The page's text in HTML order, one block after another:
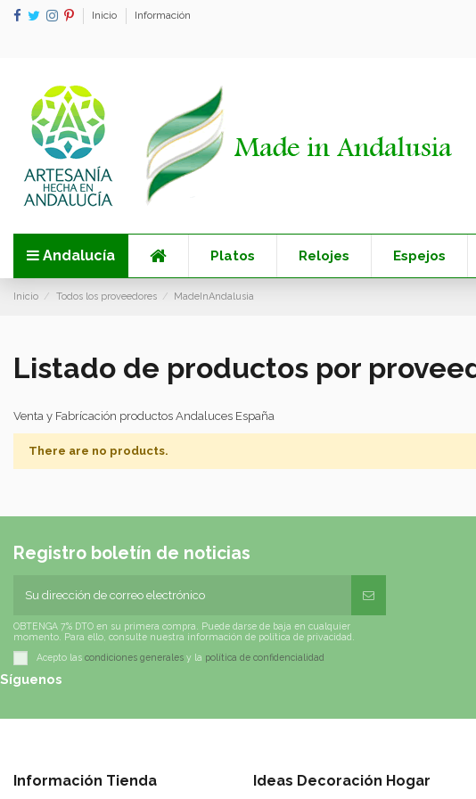
Inicio Información
Andalucía Platos Relojes Espejos
Inicio Todos los proveedores MadeInAndalusia
Listado de productos por
Venta y Fabrícación productos Andaluces España
There are no products.
Registro boletín de noticias
OBTENGA 7% DTO en su primera compra. Puede darse de baja en cualquier
momento. Para ello, consulte nuestra información de política de privacidad.
Acepto las condiciones generalesy la política de confidencialidad
Síguenos
Información Tienda Ideas Decoración Hogar